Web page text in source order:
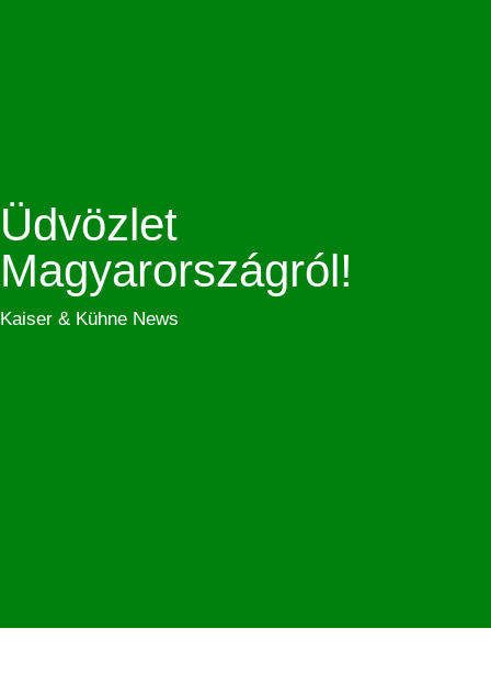
Üdvözlet
Magyarországról!
Kaiser & Kühne News